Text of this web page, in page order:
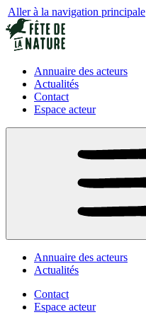
Aller à la navigation principale
Annuaire des acteurs
Actualités
Contact
Espace acteur
Annuaire des acteurs
Actualités
Contact
Espace acteur